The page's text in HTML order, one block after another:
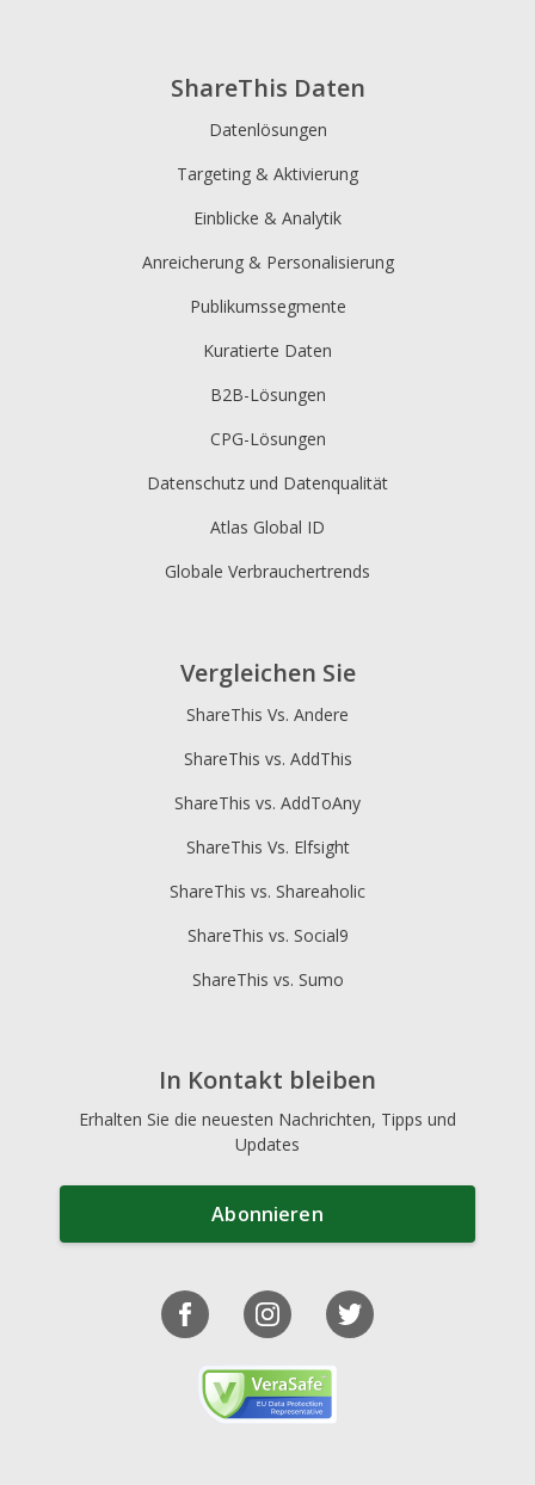
ShareThis Daten
Datenlösungen
Targeting & Aktivierung
Einblicke & Analytik
Anreicherung & Personalisierung
Publikumssegmente
Kuratierte Daten
B2B-Lösungen
CPG-Lösungen
Datenschutz und Datenqualität
Atlas Global ID
Globale Verbrauchertrends
Vergleichen Sie
ShareThis Vs. Andere
ShareThis vs. AddThis
ShareThis vs. AddToAny
ShareThis Vs. Elfsight
ShareThis vs. Shareaholic
ShareThis vs. Social9
ShareThis vs. Sumo
In Kontakt bleiben
Erhalten Sie die neuesten Nachrichten, Tipps und
Updates
Abonnieren